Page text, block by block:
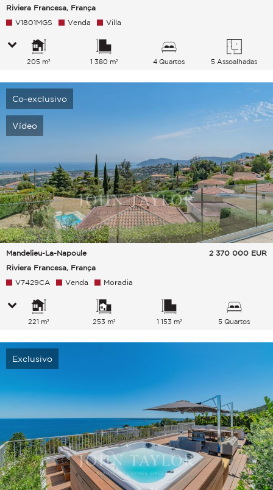
Riviera Francesa, França
V1801MGS Venda Villa
205 m² 1 380 m² 4 Quartos 5 Assoalhadas
Co-exclusivo
Vídeo
Mandelieu-La-Napoule
Riviera Francesa, França
2 370 000 EUR
V7429CA Venda Moradia
221 m² 253 m² 1 153 m² 5 Quartos
Exclusivo